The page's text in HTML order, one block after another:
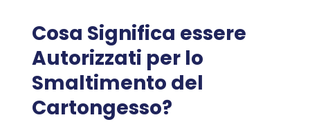
Cosa Significa essere
Autorizzati per lo
Smaltimento del
Cartongesso?